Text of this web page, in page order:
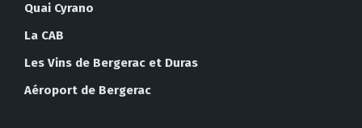
Quai Cyrano
La CAB
Les Vins de Bergerac et Duras
Aéroport de Bergerac